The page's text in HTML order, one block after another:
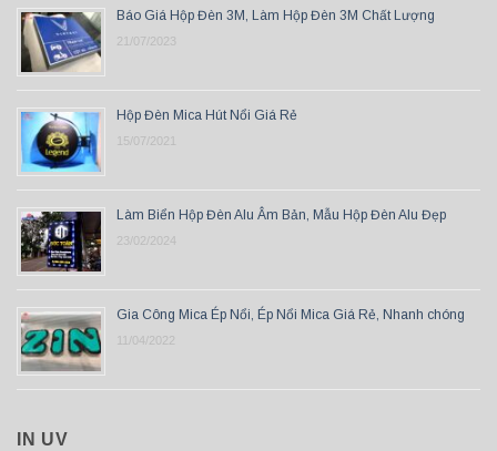
Báo Giá Hộp Đèn 3M, Làm Hộp Đèn 3M Chất Lượng
21/07/2023
Hộp Đèn Mica Hút Nổi Giá Rẻ
15/07/2021
Làm Biển Hộp Đèn Alu Âm Bản, Mẫu Hộp Đèn Alu Đẹp
23/02/2024
Gia Công Mica Ép Nổi, Ép Nổi Mica Giá Rẻ, Nhanh chóng
11/04/2022
IN UV